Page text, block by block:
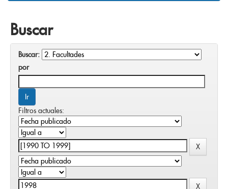
Buscar
Buscar:
por
Filtros actuales: